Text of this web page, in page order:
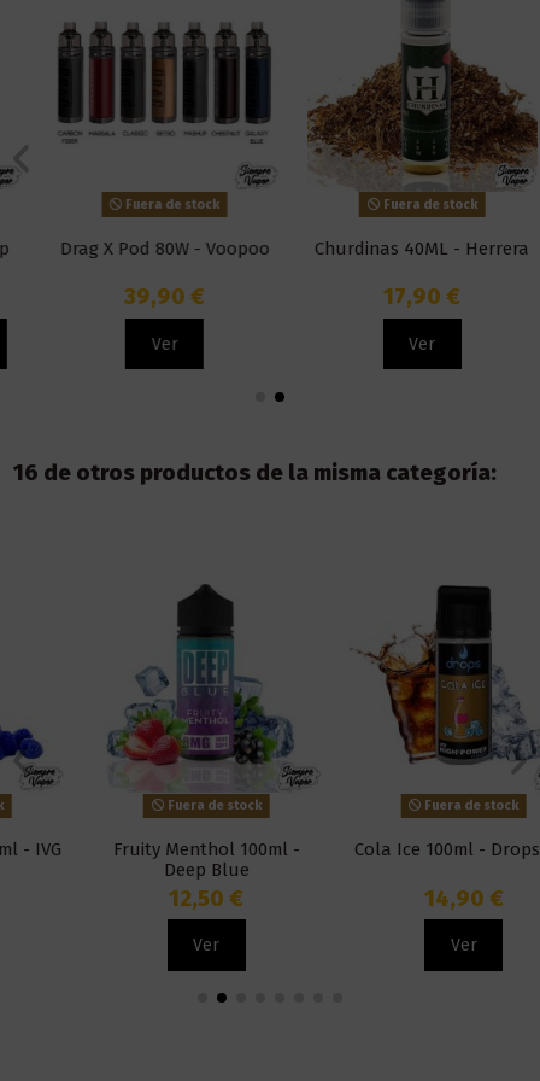
Fuera de stock
Drag X Pod 80W - Voopoo
39,90 €
Ver
Fuera de stock
Churdinas 40ML - Herrera
17,90 €
Ver
16 de otros productos de la misma categoría:
Fuera de stock
Fruity Menthol 100ml -
Deep Blue
12,50 €
Fuera de stock
Cola Ice 100ml - Drops Bar
14,90 €